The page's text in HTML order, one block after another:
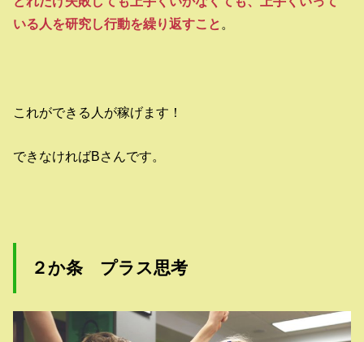
いる人を研究し行動を繰り返すこと 。
これができる人が稼げます！
できなければBさんです。
２か条 プラス思考